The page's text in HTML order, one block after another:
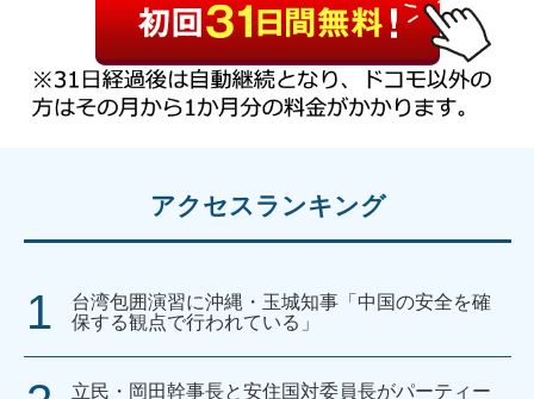
アクセスランキング
台湾包囲演習に沖縄・玉城知事「中国の安全を確
保する観点で行われている」
立民・岡田幹事長と安住国対委員長がパーティー